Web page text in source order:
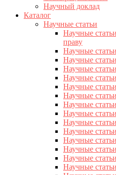
Научный доклад
Каталог
Научные статьи
Научные
праву
Научные
Научные
Научные
Научные
Научные
Научные
Научные
Научные
Научные
Научные
Научные
Научные
Научные
Научные